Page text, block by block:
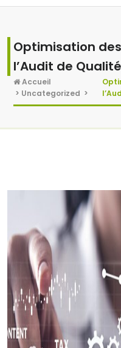
Optimisation
l’Audit de Qualité
Accueil
> Uncategorized >